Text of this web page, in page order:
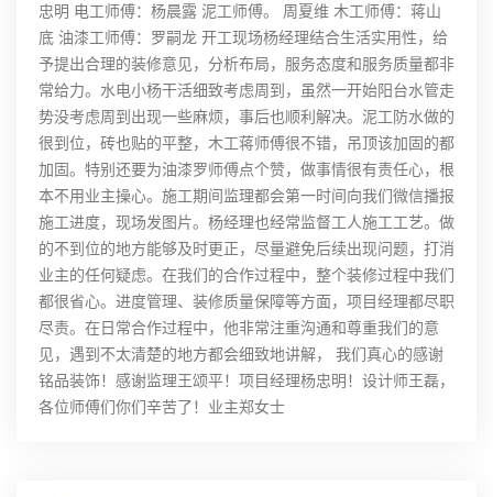
忠明 电工师傅：杨晨露 泥工师傅。 周夏维 木工师傅：蒋山
底 油漆工师傅：罗嗣龙 开工现场杨经理结合生活实用性，给
予提出合理的装修意见，分析布局，服务态度和服务质量都非
常给力。水电小杨干活细致考虑周到，虽然一开始阳台水管走
势没考虑周到出现一些麻烦，事后也顺利解决。泥工防水做的
很到位，砖也贴的平整，木工蒋师傅很不错，吊顶该加固的都
加固。特别还要为油漆罗师傅点个赞，做事情很有责任心，根
本不用业主操心。施工期间监理都会第一时间向我们微信播报
施工进度，现场发图片。杨经理也经常监督工人施工工艺。做
的不到位的地方能够及时更正，尽量避免后续出现问题，打消
业主的任何疑虑。在我们的合作过程中，整个装修过程中我们
都很省心。进度管理、装修质量保障等方面，项目经理都尽职
尽责。在日常合作过程中，他非常注重沟通和尊重我们的意
见，遇到不太清楚的地方都会细致地讲解， 我们真心的感谢
铭品装饰！感谢监理王颂平！项目经理杨忠明！设计师王磊，
各位师傅们你们辛苦了！业主郑女士